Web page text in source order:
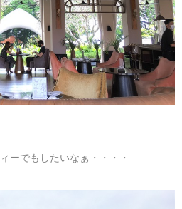
ーでもしたいなぁ・・・・